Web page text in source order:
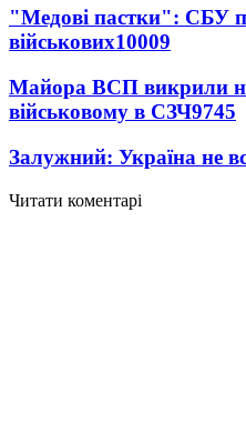
"Медові пастки": СБУ
військових10009
Майора ВСП викрили
військовому в СЗЧ9745
Залужний: Україна не
Читати коментарі